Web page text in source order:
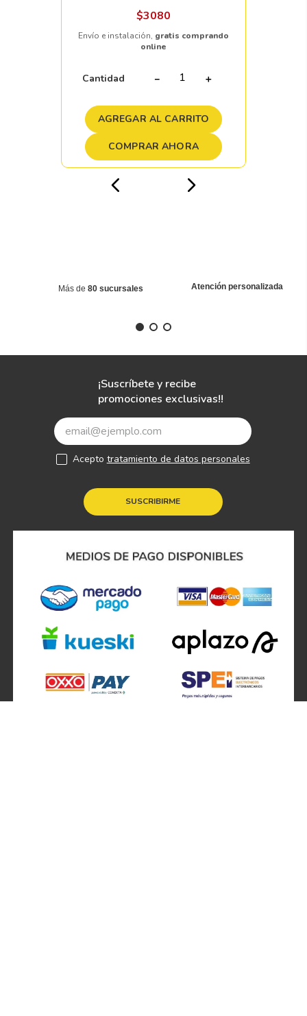
$3080
Envío e instalación, gratis comprando
online
Cantidad ＋
－
AGREGAR AL CARRITO
COMPRAR AHORA
Más de 80 sucursales Atención personalizada
¡Suscríbete y recibe
promociones exclusivas!!
SUSCRIBIRME
Acepto tratamiento de datos personales